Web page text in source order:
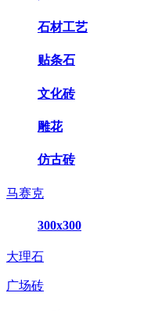
石材工艺
贴条石
文化砖
雕花
仿古砖
马赛克
300x300
大理石
广场砖